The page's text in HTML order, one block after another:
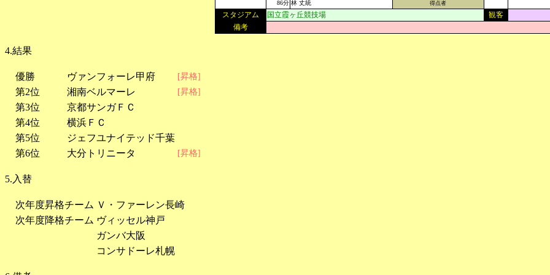
86分 林 丈統 得点者
スタジアム 国立霞ヶ丘競技場 観客
備考
4.結果
優勝 ヴァンフォーレ甲府 [昇格]
第2位 湘南ベルマーレ [昇格]
第3位
京都サンガＦＣ
第4位
横浜ＦＣ
第5位
ジェフユナイテッド千葉
第6位
大分トリニータ [昇格]
5.入替
次年度昇格チーム Ｖ・ファーレン長崎
次年度降格チーム ヴィッセル神戸
ガンバ大阪
コンサドーレ札幌